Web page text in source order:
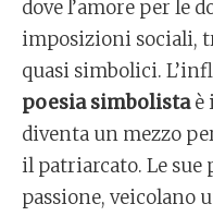
dove l’amore per le
imposizioni sociali,
quasi simbolici.
poesia simbolistaè
diventa un mezzo
il patriarcato. Le sue
passione, veicolano